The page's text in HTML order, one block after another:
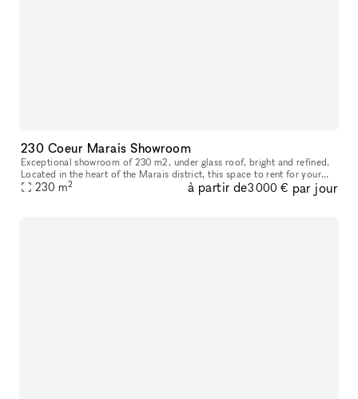
230 Coeur Marais Showroom
Exceptional showroom of 230 m2, under glass roof, bright and refined.
Located in the heart of the Marais district, this space to rent for your
professional events: press day, private sale, showroom,
230 m2 à partir de3 000 € par jour